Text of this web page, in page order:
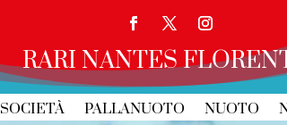
RARI NANTES
SOCIETÀ PALLANUOTO NUOTO